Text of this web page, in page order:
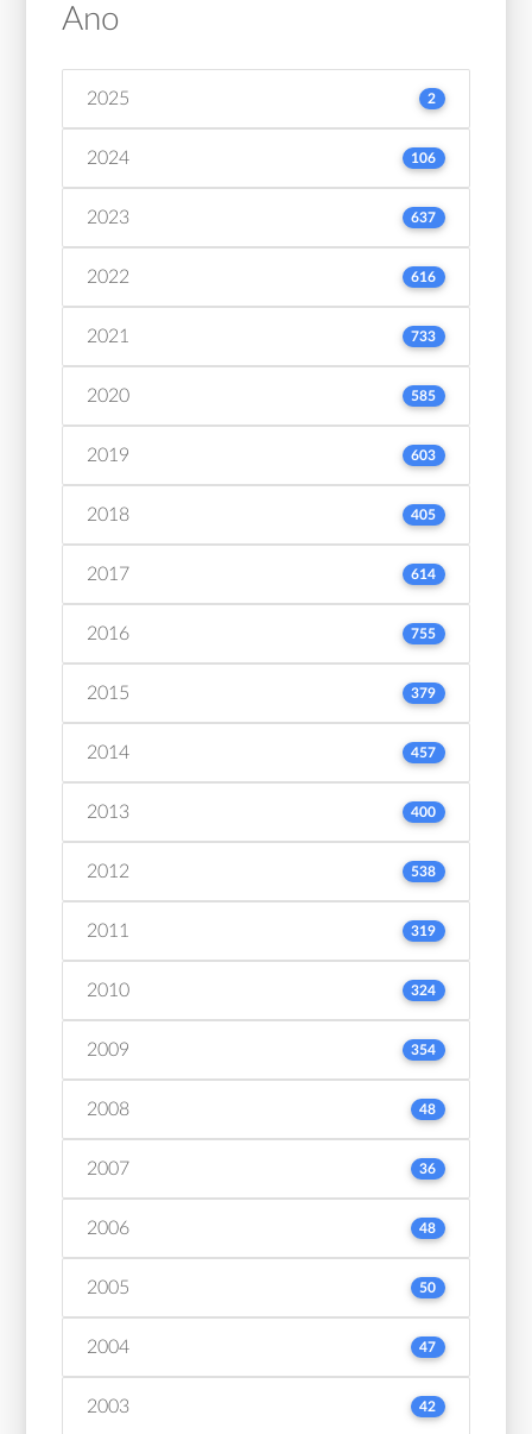
Ano
2025 2
2024 106
2023 637
2022 616
2021 733
2020 585
2019 603
2018 405
2017 614
2016 755
2015 379
2014 457
2013 400
2012 538
2011 319
2010 324
2009 354
2008 48
2007 36
2006 48
2005 50
2004 47
2003 42